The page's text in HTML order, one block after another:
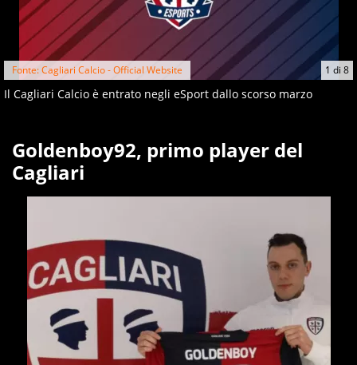
1 di 8
Fonte: Cagliari Calcio - Official Website
Il Cagliari Calcio è entrato negli eSport dallo scorso marzo
Goldenboy92, primo player del
Cagliari